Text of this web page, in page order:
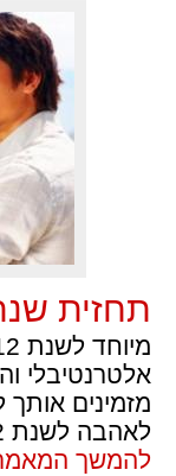
תחזית
אלטרנטיבלי
מזמינים
לאהבה לשנת 2012.
להמשך